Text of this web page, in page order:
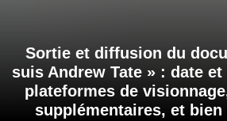
Sortie et diffusion du
suis Andrew Tate » : date
plateformes de
supplémentaires, et bien